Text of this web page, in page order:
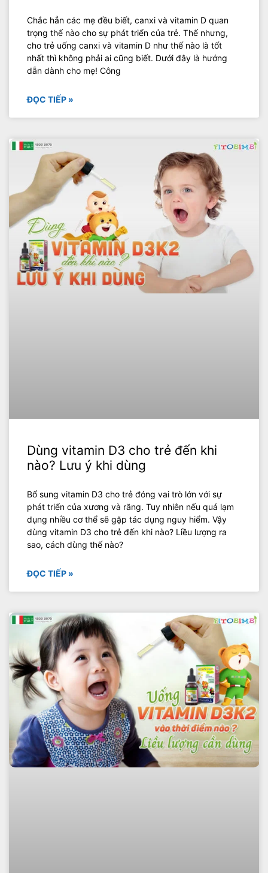
Chắc hẳn các mẹ đều biết, canxi và vitamin D quan
trọng thế nào cho sự phát triển của trẻ. Thế nhưng,
cho trẻ uống canxi và vitamin D như thế nào là tốt
nhất thì không phải ai cũng biết. Dưới đây là hướng
dẫn dành cho mẹ! Công
ĐỌC TIẾP »
Dùng vitamin D3 cho trẻ đến khi
nào? Lưu ý khi dùng
Bổ sung vitamin D3 cho trẻ đóng vai trò lớn với sự
phát triển của xương và răng. Tuy nhiên nếu quá lạm
dụng nhiều cơ thể sẽ gặp tác dụng nguy hiểm. Vậy
dùng vitamin D3 cho trẻ đến khi nào? Liều lượng ra
sao, cách dùng thế nào?
ĐỌC TIẾP »